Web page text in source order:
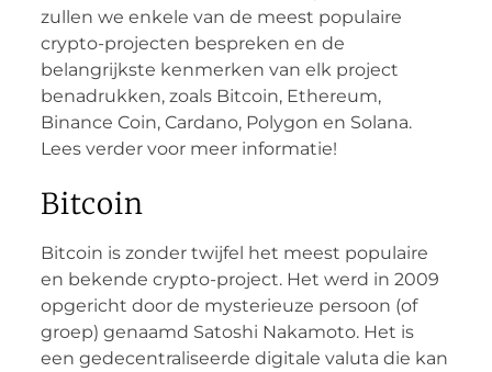
zullen we enkele van de meest populaire
crypto-projecten bespreken en de
belangrijkste kenmerken van elk project
benadrukken, zoals Bitcoin, Ethereum,
Binance Coin, Cardano, Polygon en Solana.
Lees verder voor meer informatie!
Bitcoin
Bitcoin is zonder twijfel het meest populaire
en bekende crypto-project. Het werd in 2009
opgericht door de mysterieuze persoon (of
groep) genaamd Satoshi Nakamoto. Het is
een gedecentraliseerde digitale valuta die kan